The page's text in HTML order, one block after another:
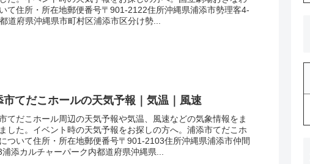
て住所・所在地郵便番号〒901-2122住所沖縄県浦添市勢理客4-
道府県沖縄県市町村区浦添市区分け勢...
市てだこホールの天気予報｜気温｜風速
てだこホール周辺の天気予報や気温、風速などの気象情報をま
した。イベント時の天気予報をお探しの方へ。浦添市てだこホ
ついて住所・所在地郵便番号〒901-2103住所沖縄県浦添市仲間
添カルチャーパーク内都道府県沖縄県...